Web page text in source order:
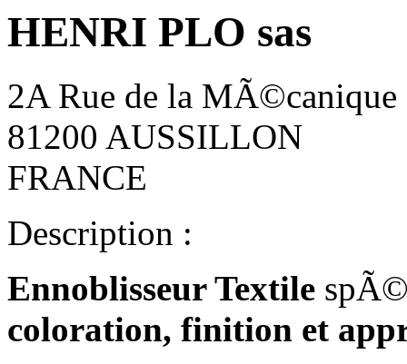
HENRI PLO sas
2A Rue de la
81200 AUSSILLON
FRANCE
Description :
Ennoblisseur Textile
coloration, finition et